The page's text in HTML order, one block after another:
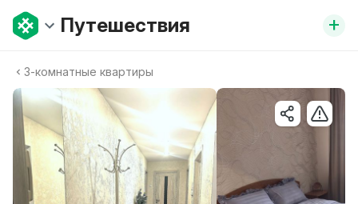
Путешествия +
3-комнатныe квартиры